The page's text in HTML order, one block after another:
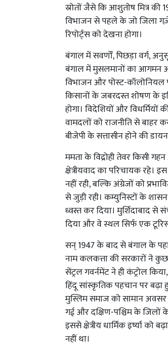
स्रोतों जैसे कि आशुतोष मित्र की
विभाजन से पहले के जो जिला
रिपोर्ट्स को देखना होगा।
बंगाल में सवर्णों, पिछड़ा वर्ग,
बंगाल में मुसलमानों का आगमन
विभाजन और पोस्ट-कॉलोनियल
किसानों के जबरदस्त शोषण के
होगा। विदेशियों और
वामदलों को राजनीति से बाहर
बीजेपी के सत्तासीन होने की
ममता के विद्रोही तेवर किसी
क्षेत्रीयवाद का परिचायक
नहीं रही, बल्कि अंग्रेजों को
से जुड़ी रही। कम्युनिस्टों के
ध्वस्त कर दिया। मुर्शिदाबाद
दिया और वे स्थल सिर्फ एक
सन् 1947 के बाद से बंगाल के
नाम कलकत्ता की सरकारों ने
सेंट्रल गवर्नमेंट ने ही कंट्रोल
हिंदू सांस्कृतिक पहचान पर बढ़ा
मुस्लिम समाज को सामान
गई और दक्षिण-पश्चिम के जिलों
इससे क्षेत्रीय धार्मिक इर्ष्या को
नहीं था।